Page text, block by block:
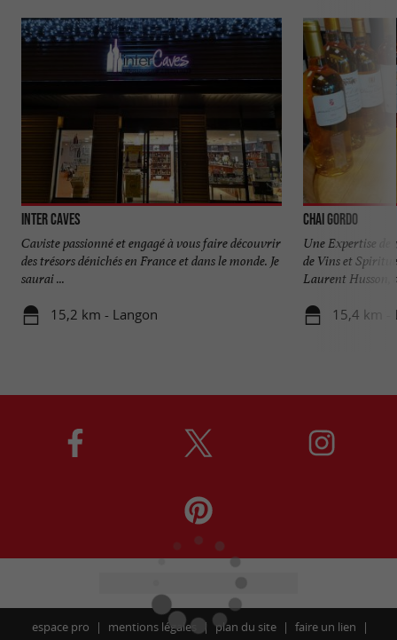
Inter Caves
Caviste passionné et engagé à vous faire découvrir
des trésors dénichés en France et dans le monde. Je
saurai ...
15,2 km - Langon
Chai Gordo
Une Expertise de
de Vins et
Laurent Husson,
15,4 km -
espace pro mentions légales plan du site faire un lien